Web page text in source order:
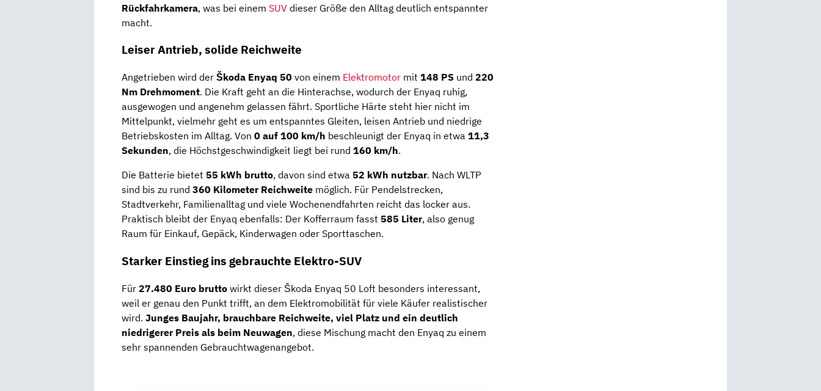
Rückfahrkamera, was bei einem SUV dieser Größe den Alltag deutlich entspannter
macht.
Leiser Antrieb, solide Reichweite
Angetrieben wird der Škoda Enyaq 50 von einem Elektromotor mit 148 PS und 220
Nm Drehmoment. Die Kraft geht an die Hinterachse, wodurch der Enyaq ruhig,
ausgewogen und angenehm gelassen fährt. Sportliche Härte steht hier nicht im
Mittelpunkt, vielmehr geht es um entspanntes Gleiten, leisen Antrieb und niedrige
Betriebskosten im Alltag. Von 0 auf 100 km/h beschleunigt der Enyaq in etwa 11,3
Sekunden, die Höchstgeschwindigkeit liegt bei rund 160 km/h.
Die Batterie bietet 55 kWh brutto, davon sind etwa 52 kWh nutzbar. Nach WLTP
sind bis zu rund 360 Kilometer Reichweite möglich. Für Pendelstrecken,
Stadtverkehr, Familienalltag und viele Wochenendfahrten reicht das locker aus.
Praktisch bleibt der Enyaq ebenfalls: Der Kofferraum fasst 585 Liter, also genug
Raum für Einkauf, Gepäck, Kinderwagen oder Sporttaschen.
Starker Einstieg ins gebrauchte Elektro-SUV
Für 27.480 Euro brutto wirkt dieser Škoda Enyaq 50 Loft besonders interessant,
weil er genau den Punkt trifft, an dem Elektromobilität für viele Käufer realistischer
wird. Junges Baujahr, brauchbare Reichweite, viel Platz und ein deutlich
niedrigerer Preis als beim Neuwagen, diese Mischung macht den Enyaq zu einem
sehr spannenden Gebrauchtwagenangebot.